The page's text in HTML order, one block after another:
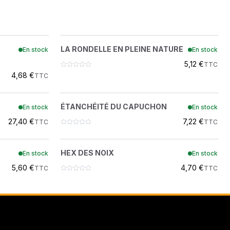
En stock
4,68 €TTC
?
1EM80
LA RONDELLE EN PLEINE NATURE En stock
5,12 €TTC
En stock
27,40 €TTC
?
ÉTANCHÉITÉ DU CAPUCHON
3974433
ÉTANCHÉITÉ DU CAPUCHON En stock
7,22 €TTC
En stock
5,60 €TTC
HEX DES NOIX En stock
4,70 €TTC